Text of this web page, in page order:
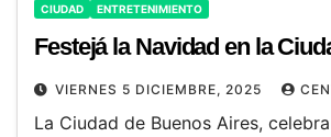
CIUDAD ENTRETENIMIENTO
Festejá la Navidad en la
VIERNES 5 DICIEMBRE, 2025
La Ciudad de Buenos Aires,